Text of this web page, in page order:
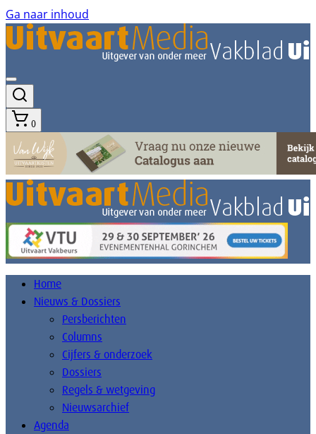
Ga naar inhoud
0
Home
Nieuws & Dossiers
Persberichten
Columns
Cijfers & onderzoek
Dossiers
Regels & wetgeving
Nieuwsarchief
Agenda